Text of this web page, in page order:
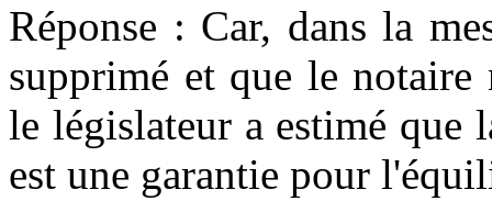
Réponse : Car, dans la
supprimé et que le
le législateur a estimé que
est une garantie pour